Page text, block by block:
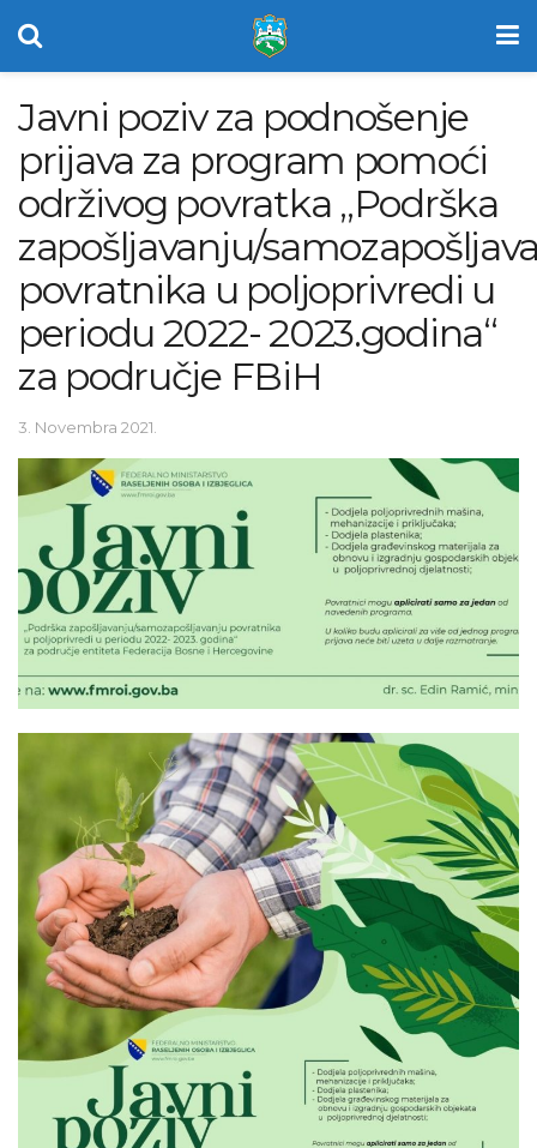
Javni poziv za podnošenje
prijava za program pomoći
održivog povratka „Podrška
zapošljavanju/
povratnika u poljoprivredi u
periodu 2022- 2023.godina“
za područje FBiH
3. Novembra 2021.